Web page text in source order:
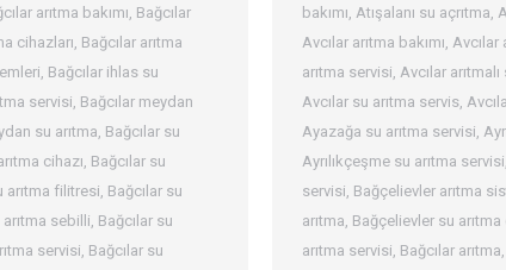
arıtma bakımı, Bağcılar
cihazları, Bağcılar arıtma
, Bağcılar ihlas su
servisi, Bağcılar meydan
su arıtma, Bağcılar su
cihazı, Bağcılar su
arıtma filitresi, Bağcılar su
arıtma sebilli, Bağcılar su
servisi, Bağcılar su
bakımı, Atışalanı su açrıtma,
Avcılar arıtma bakımı, Avcılar
arıtma servisi, Avcılar
Avcılar su arıtma servis,
Ayazağa su arıtma servisi,
Ayrılıkçeşme su arıtma servisi
servisi, Bağçelievler arıtma
arıtma, Bağçelievler su arıtma
arıtma servisi, Bağcılar arıtma,